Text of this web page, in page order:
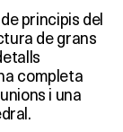
principis del
de grans
completa
i una